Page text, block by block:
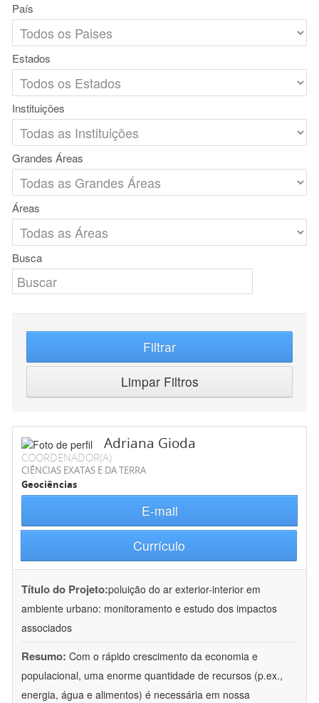
País
Estados
Instituições
Grandes Áreas
Áreas
Busca
Filtrar
Limpar Filtros
Adriana Gioda
COORDENADOR(A)
CIÊNCIAS EXATAS E DA TERRA
Geociências
E-mail
Currículo
Título do Projeto:poluição do ar exterior-interior em
ambiente urbano: monitoramento e estudo dos impactos
associados
Resumo: Com o rápido crescimento da economia e
populacional, uma enorme quantidade de recursos (p.ex.,
energia, água e alimentos) é necessária em nossa